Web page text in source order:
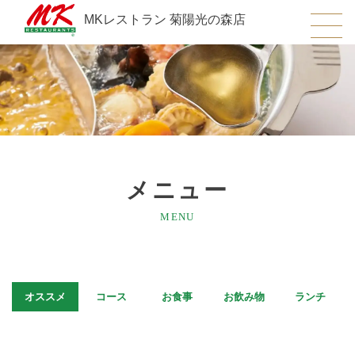
MKレストラン 菊陽光の森店
メニュー
MENU
オススメ コース お食事 お飲み物 ランチ